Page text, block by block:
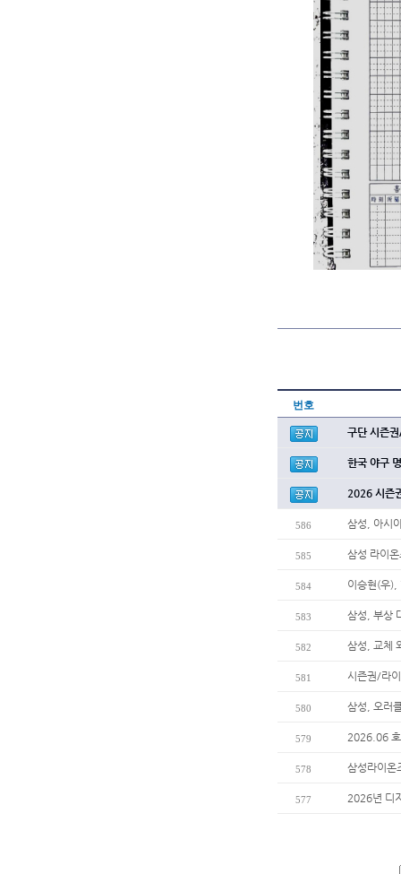
번호
구단 시즌
한국 야구
2026 시즌
586 삼성, 아시
585 삼성 라이
584 이승현(우),
583 삼성, 부상
582 삼성, 교체
581 시즌권/라
580 삼성, 오러
579 2026.06 호
578 삼성라이온
577 2026년 디